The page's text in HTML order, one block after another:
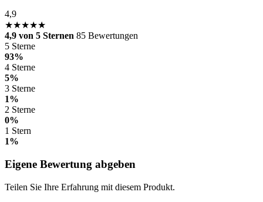
4,9
★★★★★
4,9 von 5 Sternen 85 Bewertungen
5 Sterne
93%
4 Sterne
5%
3 Sterne
1%
2 Sterne
0%
1 Stern
1%
Eigene Bewertung abgeben
Teilen Sie Ihre Erfahrung mit diesem Produkt.